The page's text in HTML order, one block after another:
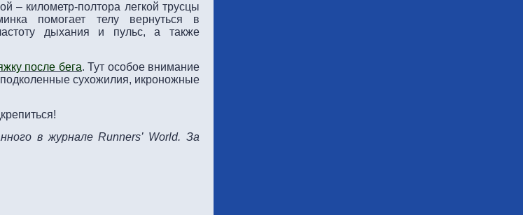
– километр-полтора легкой трусцы
помогает телу вернуться в
дыхания и пульс, а также
после бега. Тут особое внимание
сухожилия, икроножные
в журнале Runners’ World. За